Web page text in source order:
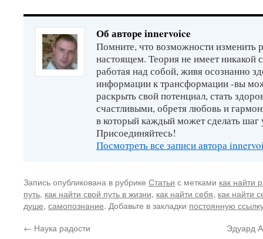
Об авторе innervoice
Помните, что возможности изменить
настоящем. Теория не имеет никакой
работая над собой, живя осознанно
информации к трансформации -вы
раскрыть свой потенциал, стать
счастливыми, обретя любовь и
в который каждый может сделать шаг
Присоединяйтесь!
Посмотреть все записи автора
Запись опубликована в рубрике Статьи с метками как найти
путь, как найти свой путь в жизни, как найти себя, как найти
душе, самопознание. Добавьте в закладки постоянную
← Наука радости Эдуард